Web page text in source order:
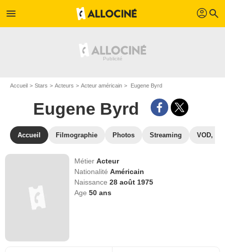
menu profil search
Accueil Stars Acteurs Acteur américain Eugene Byrd
Eugene Byrd
Accueil Filmographie Photos Streaming VOD,
MétierActeur
NationalitéAméricain
Naissance28 août 1975
Age50 ans